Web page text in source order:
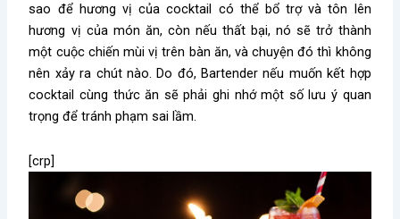
sao để hương vị của cocktail có thể bổ trợ và tôn lên
hương vị của món ăn, còn nếu thất bại, nó sẽ trở thành
một cuộc chiến mùi vị trên bàn ăn, và chuyện đó thì không
nên xảy ra chút nào. Do đó, Bartender nếu muốn kết hợp
cocktail cùng thức ăn sẽ phải ghi nhớ một số lưu ý quan
trọng để tránh phạm sai lầm.
[crp]